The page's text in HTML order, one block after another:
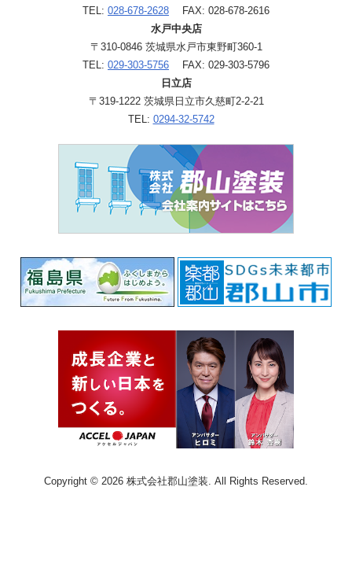
TEL: 028-678-2628 FAX: 028-678-2616
水戸中央店
〒310-0846 茨城県水戸市東野町360-1
TEL: 029-303-5756 FAX: 029-303-5796
日立店
〒319-1222 茨城県日立市久慈町2-2-21
TEL: 0294-32-5742
Copyright © 2026 株式会社郡山塗装. All Rights Reserved.